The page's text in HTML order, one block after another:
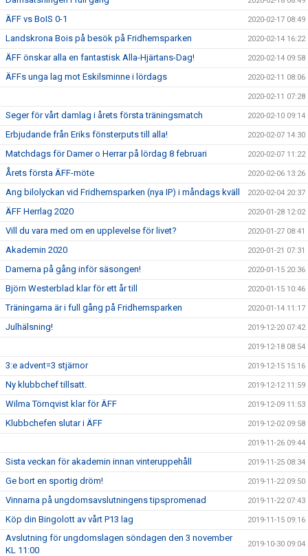
ÄFF vs BoIS 0-1 2020-02-17 08:49
Landskrona Bois på besök på Fridhemsparken 2020-02-14 16:22
ÄFF önskar alla en fantastisk Alla-Hjärtans-Dag! 2020-02-14 09:58
ÄFFs unga lag mot Eskilsminne i lördags 2020-02-11 08:06
2020-02-11 07:28
Seger för vårt damlag i årets första träningsmatch 2020-02-10 09:14
Erbjudande från Eriks fönsterputs till alla! 2020-02-07 14:30
Matchdags för Damer o Herrar på lördag 8 februari 2020-02-07 11:22
Årets första ÄFF-möte 2020-02-06 13:26
Ang bilolyckan vid Fridhemsparken (nya IP) i måndags kväll 2020-02-04 20:37
ÄFF Herrlag 2020 2020-01-28 12:02
Vill du vara med om en upplevelse för livet? 2020-01-27 08:41
Akademin 2020 2020-01-21 07:31
Damerna på gång inför säsongen! 2020-01-15 20:36
Björn Westerblad klar för ett år till 2020-01-15 10:46
Träningarna är i full gång på Fridhemsparken 2020-01-14 11:17
Julhälsning! 2019-12-20 07:42
2019-12-18 08:54
3:e advent=3 stjärnor 2019-12-15 15:16
Ny klubbchef tillsatt. 2019-12-12 11:59
Wilma Törnqvist klar för ÄFF 2019-12-09 11:53
Klubbchefen slutar i ÄFF 2019-12-02 09:58
2019-11-26 09:44
Sista veckan för akademin innan vinteruppehåll 2019-11-25 08:34
Ge bort en sportig dröm! 2019-11-22 09:50
Vinnarna på ungdomsavslutningens tipspromenad 2019-11-22 07:43
Köp din Bingolott av vårt P13 lag 2019-11-15 09:16
Avslutning för ungdomslagen söndagen den 3 november
KL 11:00
2019-10-30 09:04